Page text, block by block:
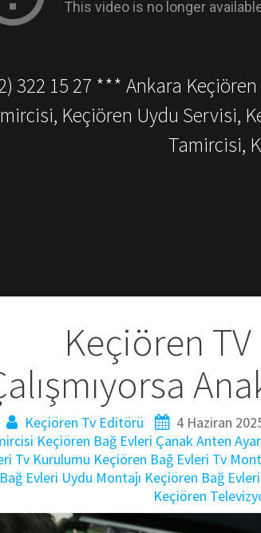
322 15 27 *** Ankara
Keçiören Uydu Servisi,
Tamircisi,
Keçiören
Keçiören Tv Editörü 4 Haziran
Keçiören Bağ Evleri Çanak Anten
Tv Kurulumu Keçiören Bağ Evleri Tv
Bağ Evleri Uydu Montajı Keçiören Bağ
Keçiören